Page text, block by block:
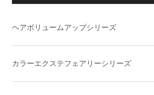
ヘアボリュームアップシリーズ
カラーエクステフェアリーシリーズ